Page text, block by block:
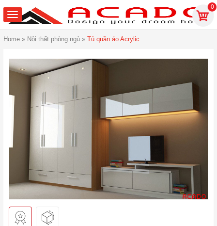
0
Home » Nội thất phòng ngủ » Tủ quần áo Acrylic